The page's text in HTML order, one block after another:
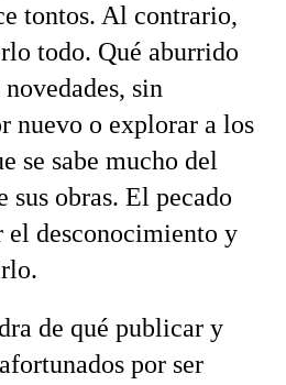
tontos. Al contrario,
todo. Qué aburrido
sin
nuevo o explorar a los
se sabe mucho del
sus obras. El pecado
el desconocimiento y
de qué publicar y
por ser